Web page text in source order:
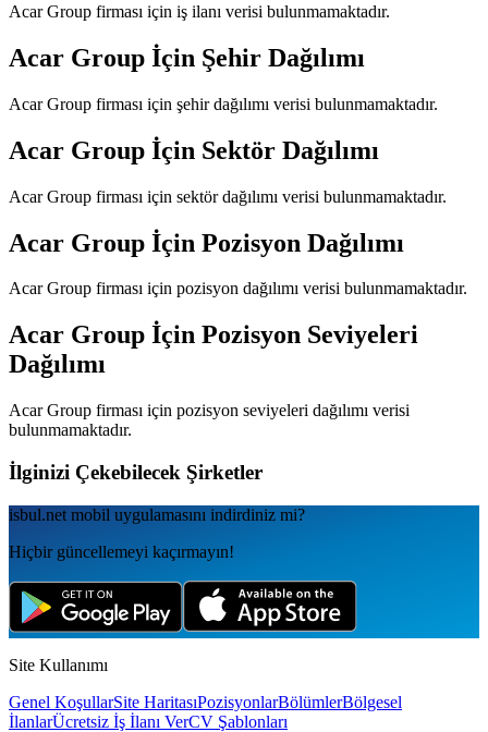
Acar Group firması için iş ilanı verisi bulunmamaktadır.
Acar Group İçin Şehir Dağılımı
Acar Group firması için şehir dağılımı verisi bulunmamaktadır.
Acar Group İçin Sektör Dağılımı
Acar Group firması için sektör dağılımı verisi bulunmamaktadır.
Acar Group İçin Pozisyon Dağılımı
Acar Group firması için pozisyon dağılımı verisi bulunmamaktadır.
Acar Group İçin Pozisyon Seviyeleri
Dağılımı
Acar Group firması için pozisyon seviyeleri dağılımı verisi
bulunmamaktadır.
İlginizi Çekebilecek Şirketler
isbul.net mobil uygulamаsını indirdiniz mi?
Hiçbir güncellemeyi kaçırmayın!
Site Kullanımı
Genel KoşullarSite HaritasıPozisyonlarBölümlerBölgesel
İlanlarÜcretsiz İş İlanı VerCV Şablonları